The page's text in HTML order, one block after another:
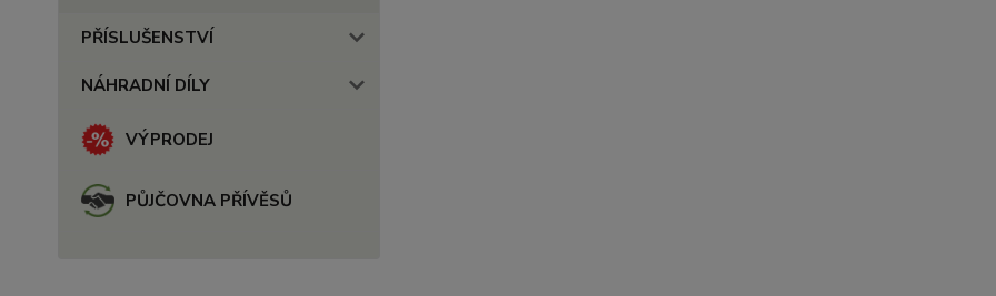
PŘÍSLUŠENSTVÍ
NÁHRADNÍ DÍLY
VÝPRODEJ
PŮJČOVNA PŘÍVĚSŮ